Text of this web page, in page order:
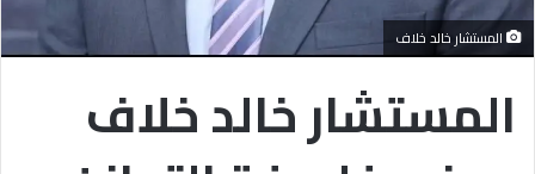
المستشار خالد خلاف
المستشار خالد خلاف